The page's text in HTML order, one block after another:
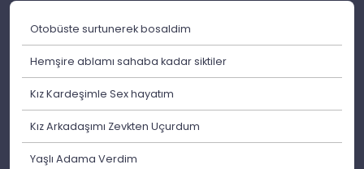
Otobüste surtunerek bosaldim
Hemşire ablamı sahaba kadar siktiler
Kız Kardeşimle Sex hayatım
Kız Arkadaşımı Zevkten Uçurdum
Yaşlı Adama Verdim